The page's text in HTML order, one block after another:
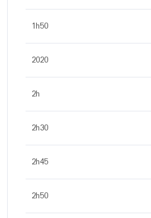
1h50
2020
2h
2h30
2h45
2h50